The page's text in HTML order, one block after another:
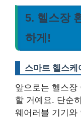
5. 헬스장
하게!
스마트 헬스케
앞으로는 헬스
할 거예요. 단순
웨어러블 기기와